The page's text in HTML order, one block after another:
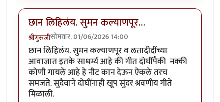
छान लिहिलंय. सुमन कल्याणपूर…
श्रीगुरुजीसोमवार, 01/06/2026 14:00
छान लिहिलंय. सुमन कल्याणपूर व लतादीदींच्या
आवाजात इतके साधर्म्य आहे की गीत दोघींपैकी नक्की
कोणी गायले आहे हे नीट कान देऊन ऐकले तरच
समजते. सुदैवाने दोघींनाही खूप सुंदर श्रवणीय गीते
मिळाली.‌